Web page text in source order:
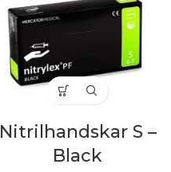
Nitrilhandskar S –
Black